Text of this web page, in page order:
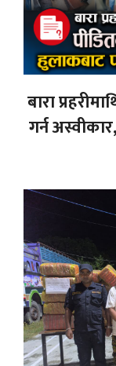
बारा
गर्न